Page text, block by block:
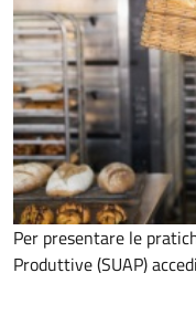
Per presentare le
Produttive (SUAP)